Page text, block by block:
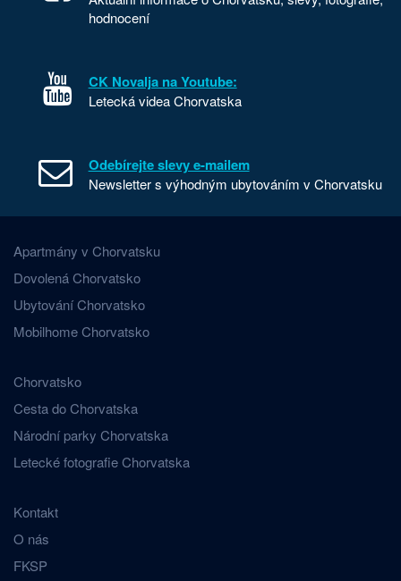
hodnocení
CK Novalja na Youtube:
Letecká videa Chorvatska
Odebírejte slevy e-mailem
Newsletter s výhodným ubytováním v Chorvatsku
Apartmány v Chorvatsku
Dovolená Chorvatsko
Ubytování Chorvatsko
Mobilhome Chorvatsko
Chorvatsko
Cesta do Chorvatska
Národní parky Chorvatska
Letecké fotografie Chorvatska
Kontakt
O nás
FKSP